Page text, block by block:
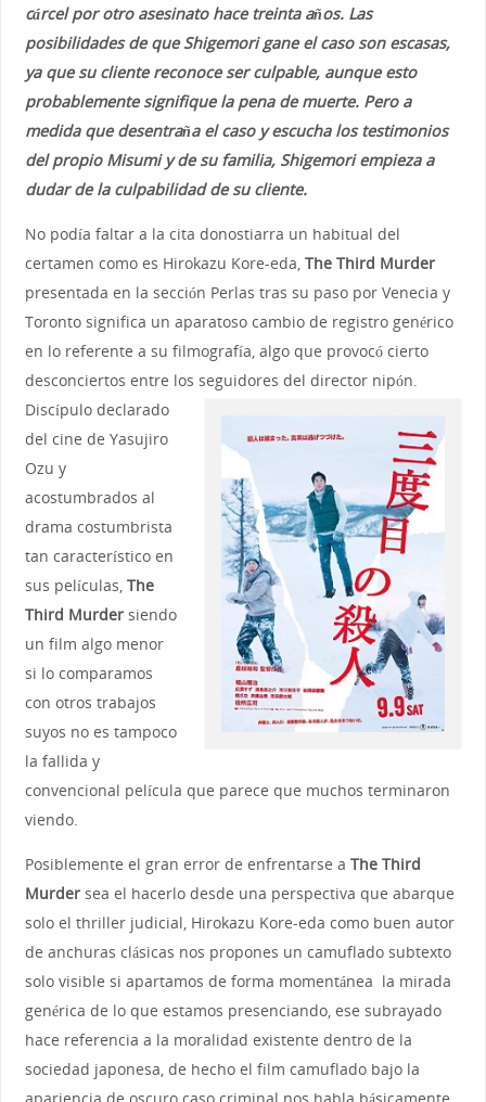
cárcel por otro asesinato hace treinta años. Las
posibilidades de que Shigemori gane el caso son escasas,
ya que su cliente reconoce ser culpable, aunque esto
probablemente signifique la pena de muerte. Pero a
medida que desentraña el caso y escucha los testimonios
del propio Misumi y de su familia, Shigemori empieza a
dudar de la culpabilidad de su cliente.
No podía faltar a la cita donostiarra un habitual del
certamen como es Hirokazu Kore-eda, The Third Murder
presentada en la sección Perlas tras su paso por Venecia y
Toronto significa un aparatoso cambio de registro genérico
en lo referente a su filmografía, algo que provocó cierto
desconciertos entre los seguidores del director nipón.
Discípulo declarado
del cine de Yasujiro
Ozu y
acostumbrados al
drama costumbrista
tan característico en
sus películas, The
Third Murdersiendo
un film algo menor
si lo comparamos
con otros trabajos
suyos no es tampoco
la fallida y
convencional película que parece que muchos terminaron
viendo.
Posiblemente el gran error de enfrentarse a The Third
Murdersea el hacerlo desde una perspectiva que abarque
solo el thriller judicial, Hirokazu Kore-eda como buen autor
de anchuras clásicas nos propones un camuflado subtexto
solo visible si apartamos de forma momentánea la mirada
genérica de lo que estamos presenciando, ese subrayado
hace referencia a la moralidad existente dentro de la
sociedad japonesa, de hecho el film camuflado bajo la